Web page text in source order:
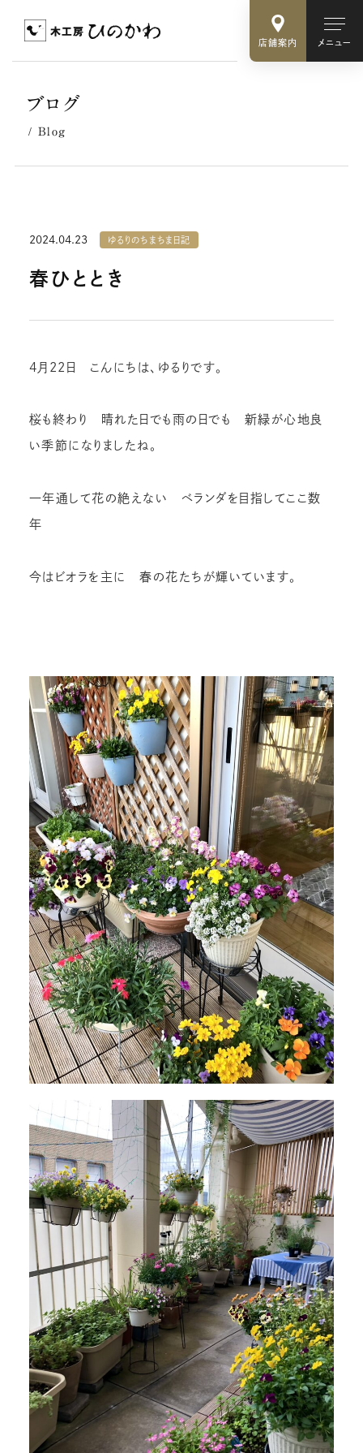
店舗案内 メニュー
ブログ
Blog
2024.04.23 ゆるりのちまちま日記
4月22日 こんにちは、ゆるりです。
桜も終わり 晴れた日でも雨の日でも 新緑が心地良
い季節になりましたね。
一年通して花の絶えない ベランダを目指してここ数
年
今はビオラを主に 春の花たちが輝いています。